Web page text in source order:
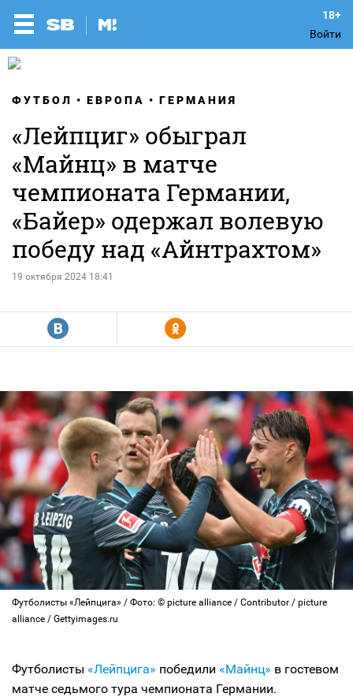
Войти
ФУТБОЛ ЕВРОПА ГЕРМАНИЯ
«Лейпциг» обыграл
«Майнц» в матче
чемпионата Германии,
«Байер» одержал волевую
победу над «Айнтрахтом»
19 октября 2024 18:41
R Y
Футболисты «Лейпцига» / Фото: © picture alliance / Contributor / picture
alliance / Gettyimages.ru
Футболисты «Лейпцига» победили «Майнц» в гостевом
матче седьмого тура чемпионата Германии.